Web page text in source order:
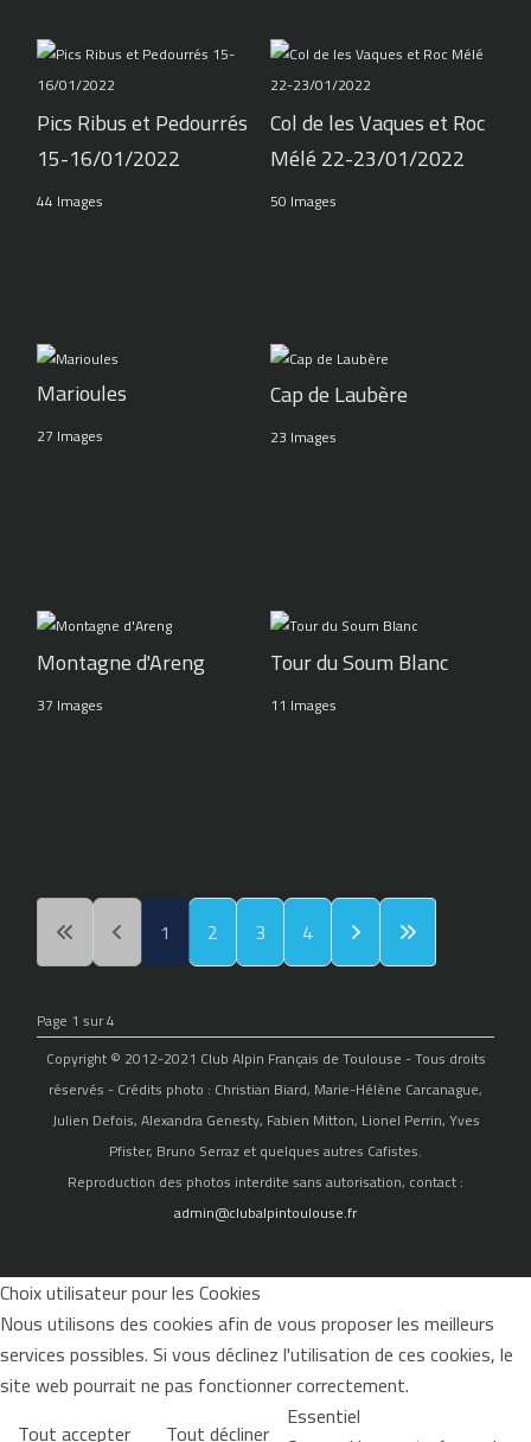
Pics Ribus et Pedourrés
15-16/01/2022
44 Images
Col de les Vaques et Roc
Mélé 22-23/01/2022
50 Images
Marioules
27 Images
Cap de Laubère
23 Images
Montagne d'Areng
37 Images
Tour du Soum Blanc
11 Images
1 2 3 4
Page 1 sur 4
Copyright © 2012-2021 Club Alpin Français de Toulouse - Tous droits
réservés - Crédits photo : Christian Biard, Marie-Hélène Carcanague,
Julien Defois, Alexandra Genesty, Fabien Mitton, Lionel Perrin, Yves
Pfister, Bruno Serraz et quelques autres Cafistes.
Reproduction des photos interdite sans autorisation, contact :
admin@clubalpintoulouse.fr
Choix utilisateur pour les Cookies
Nous utilisons des cookies afin de vous proposer les meilleurs
services possibles. Si vous déclinez l'utilisation de ces cookies, le
site web pourrait ne pas fonctionner correctement.
Tout accepter
Tout décliner Essentiel